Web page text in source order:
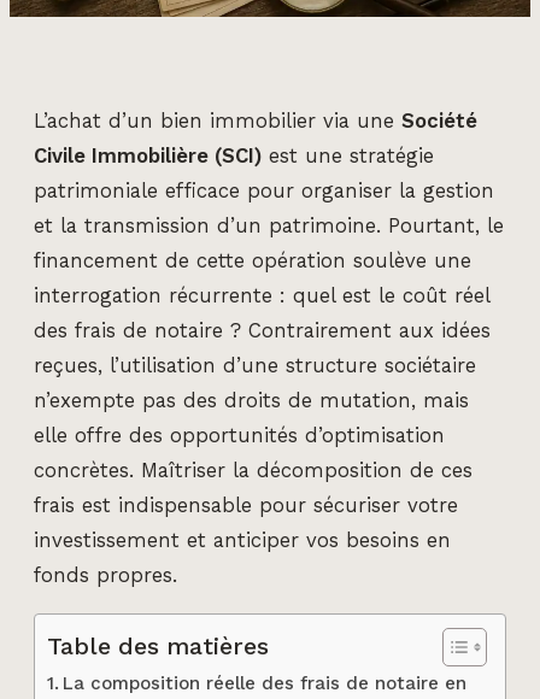
L’achat d’un bien immobilier via une Société
Civile Immobilière (SCI) est une stratégie
patrimoniale efficace pour organiser la gestion
et la transmission d’un patrimoine. Pourtant, le
financement de cette opération soulève une
interrogation récurrente : quel est le coût réel
des frais de notaire ? Contrairement aux idées
reçues, l’utilisation d’une structure sociétaire
n’exempte pas des droits de mutation, mais
elle offre des opportunités d’optimisation
concrètes. Maîtriser la décomposition de ces
frais est indispensable pour sécuriser votre
investissement et anticiper vos besoins en
fonds propres.
Table des matières
La composition réelle des frais de notaire en